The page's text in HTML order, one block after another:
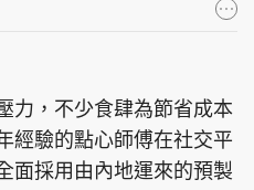
力，不少食肆為節省成本
經驗的點心師傅在社交平
面採用由內地運來的預製